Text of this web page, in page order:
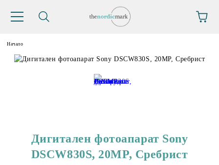
Начало
Дигитален фотоапарат Sony
DSCW830S, 20MP, Сребрист